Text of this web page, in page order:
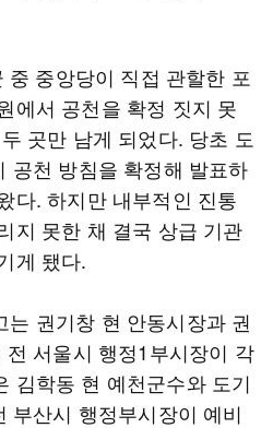
중 중앙당이 직접 관할한 포
에서 공천을 확정 짓지 못
곳만 남게 되었다. 당초 도
공천 방침을 확정해 발표하
다. 하지만 내부적인 진통
지 못한 채 결국 상급 기관
게 됐다.
권기창 현 안동시장과 권
서울시 행정1부시장이 각
김학동 현 예천군수와 도기
부산시 행정부시장이 예비